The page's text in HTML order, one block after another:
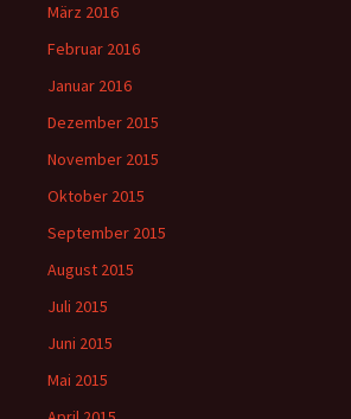
März 2016
Februar 2016
Januar 2016
Dezember 2015
November 2015
Oktober 2015
September 2015
August 2015
Juli 2015
Juni 2015
Mai 2015